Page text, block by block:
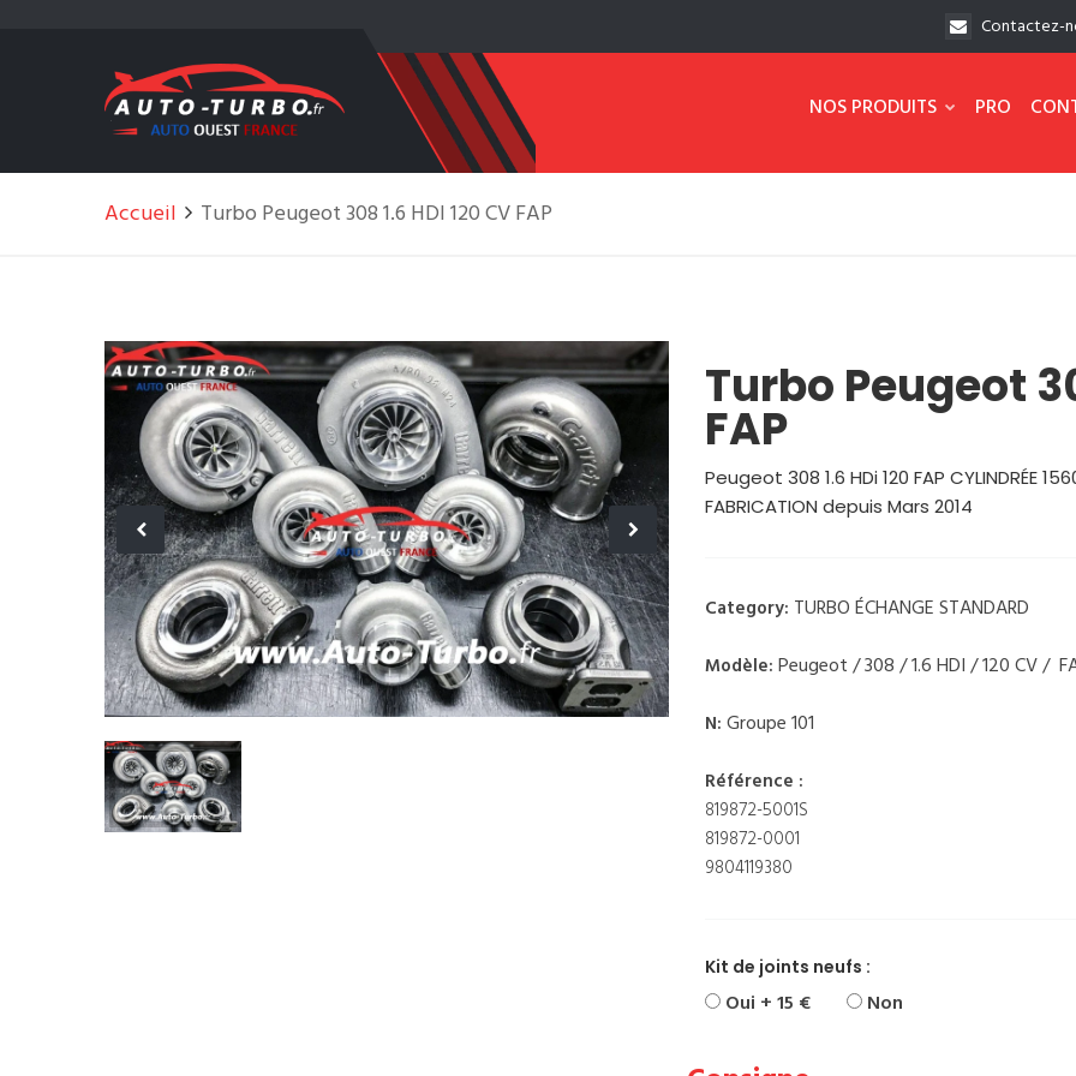
Contactez-
NOS PRODUITS PRO
Accueil Turbo Peugeot 308 1.6 HDI 120 CV FAP
Turbo Peugeot
FAP
Peugeot 308 1.6 HDi 120 FAP CYLINDRÉE
FABRICATION depuis Mars 2014
Category: TURBO ÉCHANGE STANDARD
Modèle: Peugeot / 308 / 1.6 HDI / 120 CV /
N: Groupe 101
Référence :
819872-5001S
819872-0001
9804119380
Kit de joints neufs :
Oui + 15 € Non